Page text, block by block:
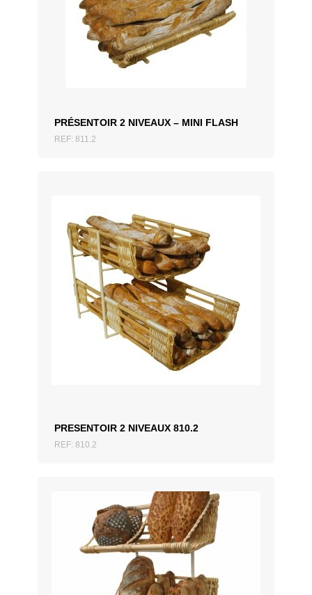
PRÉSENTOIR 2 NIVEAUX – MINI FLASH
REF: 811.2
AJOUTER AU DEVIS
PRESENTOIR 2 NIVEAUX 810.2
REF: 810.2
AJOUTER AU DEVIS